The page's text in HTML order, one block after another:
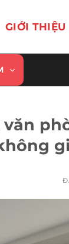
GIỚI THIỆU
văn